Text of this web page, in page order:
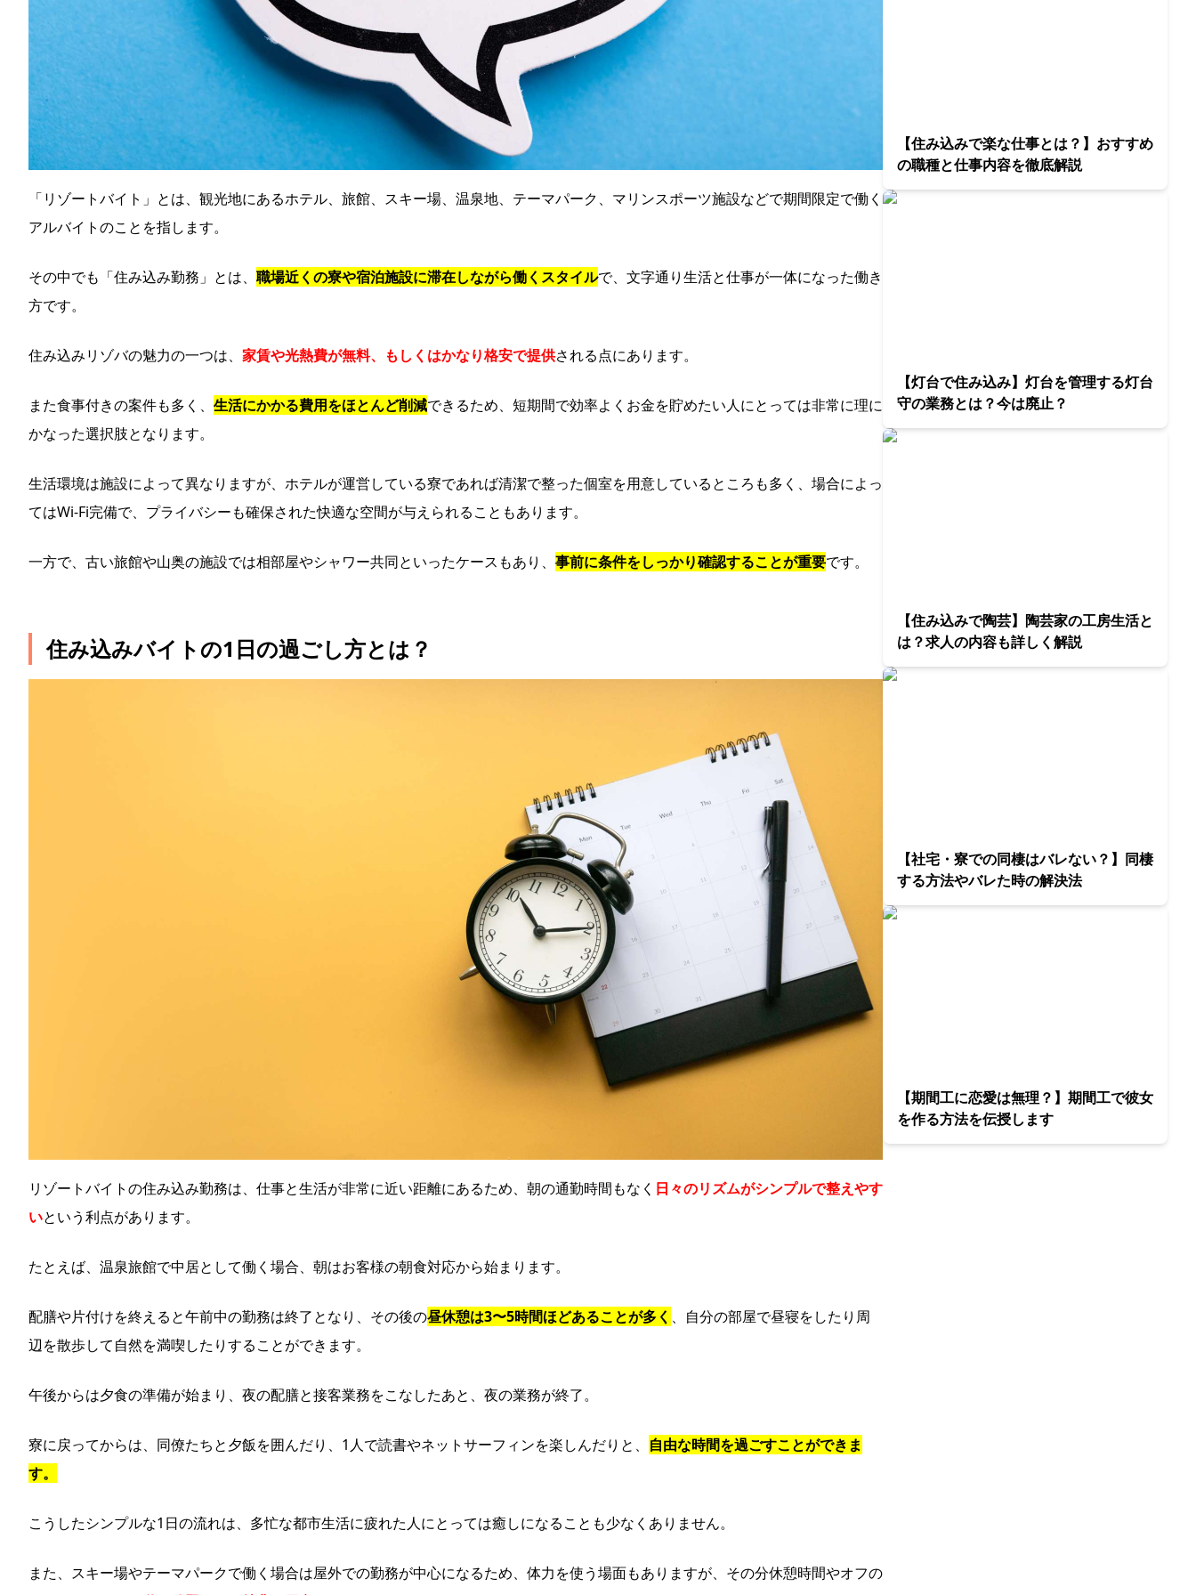
「リゾートバイト」とは、観光地にあるホテル、旅館、スキー場、温泉地、テーマパーク、マリンスポーツ施設などで期間限定で働く
アルバイトのことを指します。
その中でも「住み込み勤務」とは、 職場近くの寮や宿泊施設に滞在しながら働くスタイルで、文字通り生活と仕事が一体になった働き
方です。
住み込みリゾバの魅力の一つは、 家賃や光熱費が無料、もしくはかなり格安で提供される点にあります。
また食事付きの案件も多く、 生活にかかる費用をほとんど削減できるため、短期間で効率よくお金を貯めたい人にとっては非常に理に
かなった選択肢となります。
生活環境は施設によって異なりますが、ホテルが運営している寮であれば清潔で整った個室を用意しているところも多く、場合によっ
てはWi-Fi完備で、プライバシーも確保された快適な空間が与えられることもあります。
一方で、古い旅館や山奥の施設では相部屋やシャワー共同といったケースもあり、 事前に条件をしっかり確認することが重要です。
住み込みバイトの1日の過ごし方とは？
リゾートバイトの住み込み勤務は、仕事と生活が非常に近い距離にあるため、朝の通勤時間もなく 日々のリズムがシンプルで整えやす
いという利点があります。
たとえば、温泉旅館で中居として働く場合、朝はお客様の朝食対応から始まります。
配膳や片付けを終えると午前中の勤務は終了となり、その後の昼休憩は3〜5時間ほどあることが多く 、自分の部屋で昼寝をしたり周
辺を散歩して自然を満喫したりすることができます。
午後からは夕食の準備が始まり、夜の配膳と接客業務をこなしたあと、夜の業務が終了。
寮に戻ってからは、同僚たちと夕飯を囲んだり、1人で読書やネットサーフィンを楽しんだりと、 自由な時間を過ごすことができま
す。
こうしたシンプルな1日の流れは、多忙な都市生活に疲れた人にとっては癒しになることも少なくありません。
また、スキー場やテーマパークで働く場合は屋外での勤務が中心になるため、体力を使う場面もありますが、その分休憩時間やオフの
【住み込みで楽な仕事とは？】おすすめ
の職種と仕事内容を徹底解説
【灯台で住み込み】灯台を管理する灯台
守の業務とは？今は廃止？
【住み込みで陶芸】陶芸家の工房生活と
は？求人の内容も詳しく解説
【社宅・寮での同棲はバレない？】同棲
する方法やバレた時の解決法
【期間工に恋愛は無理？】期間工で彼女
を作る方法を伝授します